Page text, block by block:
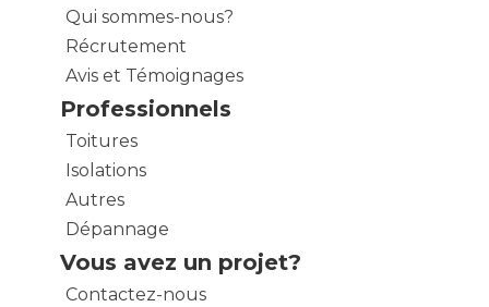
Qui sommes-nous?
Récrutement
Avis et Témoignages
Professionnels
Toitures
Isolations
Autres
Dépannage
Vous avez un projet?
Contactez-nous